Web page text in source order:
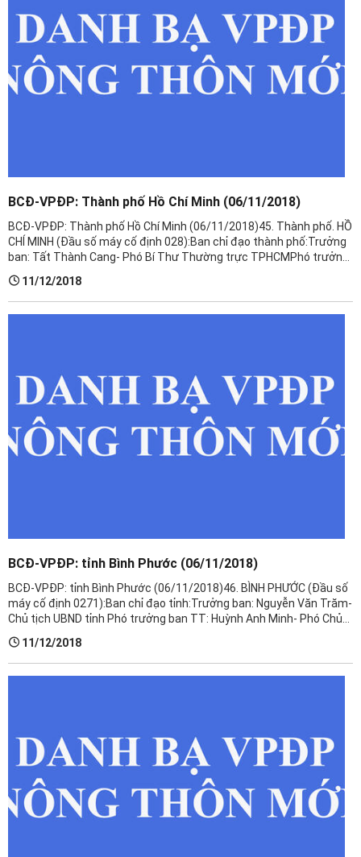
BCĐ-VPĐP: Thành phố Hồ Chí Minh (06/11/2018)
BCĐ-VPĐP: Thành phố Hồ Chí Minh (06/11/2018)​45. Thành phố. HỒ
CHÍ MINH (Đầu số máy cố định 028):Ban chỉ đạo thành phố:Trưởng
ban: Tất Thành Cang- Phó Bí Thư Thường trực TPHCMPhó trưởng
ban: Lê Thanh Liêm-PCT UBND TP-ĐT: 028.38.297.611 Phó trưởng
... 11/12/2018
BCĐ-VPĐP: tỉnh Bình Phước (06/11/2018)
BCĐ-VPĐP: tỉnh Bình Phước (06/11/2018)​46. BÌNH PHƯỚC (Đầu số
máy cố định 0271):Ban chỉ đạo tỉnh:Trưởng ban: Nguyễn Văn Trăm-
Chủ tịch UBND tỉnh Phó trưởng ban TT: Huỳnh Anh Minh- Phó Chủ
tịch UBND tỉnhPhó trưởng ban: Nguyễn Tiến Dũng- Phó Chủ tịch ...
11/12/2018